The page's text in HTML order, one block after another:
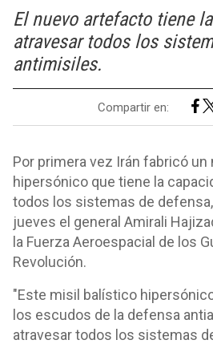
El nuevo artefacto tiene
atravesar todos los
antimisiles.
Compartir en:
Por primera vez Irán fabricó
hipersónico que tiene la
todos los sistemas de
jueves el general Amirali
la Fuerza Aeroespacial de los
Revolución.
"Este misil balístico
los escudos de la defensa
atravesar todos los sistemas